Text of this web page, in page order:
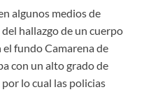
algunos medios de
hallazgo de un cuerpo
el fundo Camarena de
con un alto grado de
lo cual las policias